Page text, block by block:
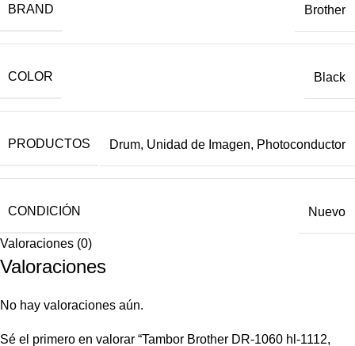
BRAND Brother
COLOR Black
PRODUCTOS Drum, Unidad de Imagen, Photoconductor
CONDICIÓN Nuevo
Valoraciones (0)
Valoraciones
No hay valoraciones aún.
Sé el primero en valorar “Tambor Brother DR-1060 hl-1112,